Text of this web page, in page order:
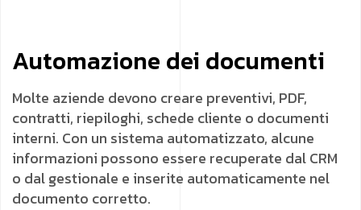
Automazione dei documenti
Molte aziende devono creare preventivi, PDF,
contratti, riepiloghi, schede cliente o documenti
interni. Con un sistema automatizzato, alcune
informazioni possono essere recuperate dal CRM
o dal gestionale e inserite automaticamente nel
documento corretto.